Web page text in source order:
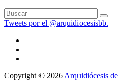
Tweets por el @arquidiocesisbb.
Copyright © 2026 Arquidiócesis